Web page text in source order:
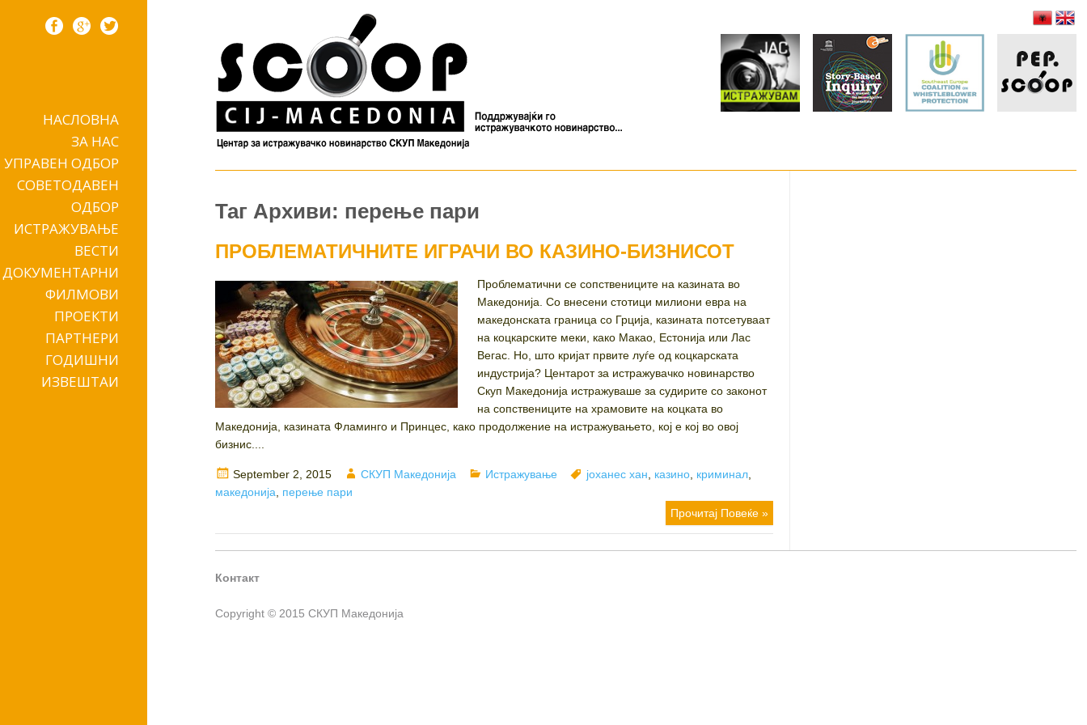
Skip to contentНАСЛОВНА
ЗА НАС
УПРАВЕН ОДБОР
СОВЕТОДАВЕН
ОДБОР
ИСТРАЖУВАЊЕ
ВЕСТИ
ДОКУМЕНТАРНИ
ФИЛМОВИ
ПРОЕКТИ
ПАРТНЕРИ
ГОДИШНИ
ИЗВЕШТАИ
Таг Архиви: перење пари
ПРОБЛЕМАТИЧНИТЕ ИГРАЧИ ВО КАЗИНО-БИЗНИСОТ
Проблематични се сопствениците на казината во
Македонија. Со внесени стотици милиони евра на
македонската граница со Грција, казината потсетуваат
на коцкарските меки, како Макао, Естонија или Лас
Вегас. Но, што кријат првите луѓе од коцкарската
индустрија? Центарот за истражувачко новинарство
Скуп Македонија истражуваше за судирите со законот
на сопствениците на храмовите на коцката во
Македонија, казината Фламинго и Принцес, како продолжение на истражувањето, кој е кој во овој
бизнис....
Posted
on
September 2, 2015 Author
СКУП Македонија Categories
Истражување Tags
јоханес хан казино криминал
македонија
перење пари
Прочитај Повеќе »
Контакт
Copyright © 2015 СКУП Македонија